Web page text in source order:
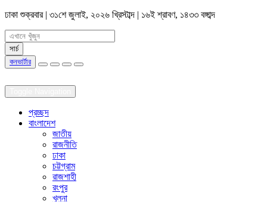
ঢাকাশুক্রবার | ৩১শে জুলাই, ২০২৬ খ্রিস্টাব্দ | ১৬ই শ্রাবণ, ১৪৩৩ বঙ্গাব্দ
কনভার্টার
প্রচ্ছদ
বাংলাদেশ
জাতীয়
রাজনীতি
ঢাকা
চট্টগ্রাম
রাজশাহী
রংপুর
খুলনা